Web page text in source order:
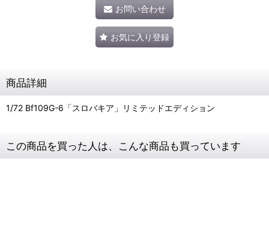
お問い合わせ
お気に入り登録
商品詳細
1/72 Bf109G-6「スロバキア」リミテッドエディション
この商品を買った人は、こんな商品も買っています